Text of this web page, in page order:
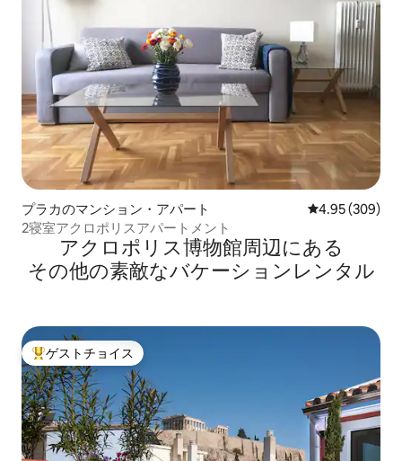
プラカのマンション・アパート レビュー309
4.95 (309)
2寝室アクロポリスアパートメント
アクロポリス博物館⁠周⁠辺⁠に⁠あ⁠る
そ⁠の⁠他⁠の素⁠敵⁠なバ⁠ケ⁠ー⁠シ⁠ョ⁠ン⁠レ⁠ン⁠タ⁠ル
大好評のゲストチョイスです。
ゲストチョイス